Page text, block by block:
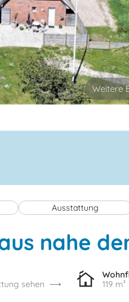
Ausstattung
nahe
sehen
119 m²